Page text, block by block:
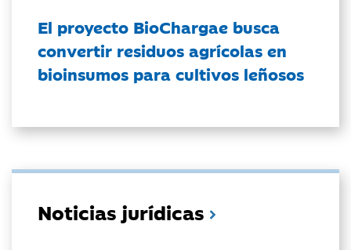
El proyecto BioChargae busca
convertir residuos agrícolas en
bioinsumos para cultivos leñosos
Noticias jurídicas